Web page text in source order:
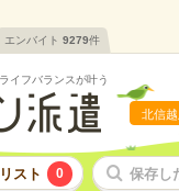
エンバイト 9279件
イフバランスが叶う
北信越
スト 0 保存し